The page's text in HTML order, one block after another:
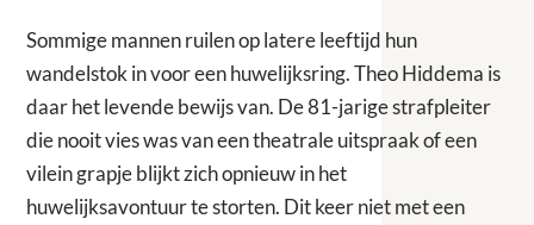
Sommige mannen ruilen op latere leeftijd hun
wandelstok in voor een huwelijksring. Theo Hiddema is
daar het levende bewijs van. De 81-jarige strafpleiter
die nooit vies was van een theatrale uitspraak of een
vilein grapje blijkt zich opnieuw in het
huwelijksavontuur te storten. Dit keer niet met een